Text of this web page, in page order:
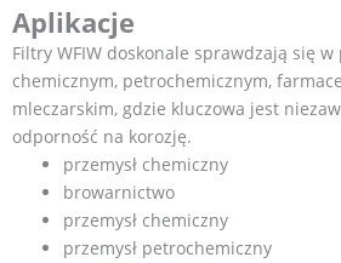
Aplikacje
Filtry WFIW doskonale sprawdzają się w
chemicznym, petrochemicznym,
mleczarskim, gdzie kluczowa jest
odporność na korozję.
przemysł chemiczny
browarnictwo
przemysł chemiczny
przemysł petrochemiczny